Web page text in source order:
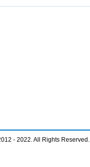
- 2022. All Rights